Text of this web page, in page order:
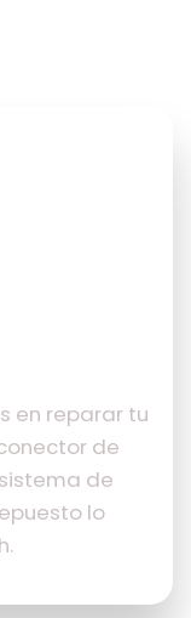
en reparar tu
de
de
lo